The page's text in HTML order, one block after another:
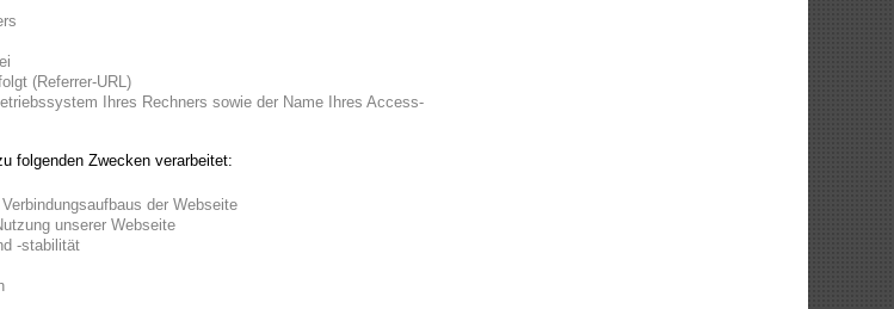
(Referrer-URL)
Ihres Rechners sowie der Name Ihres Access-
folgenden Zwecken verarbeitet:
der Webseite
unserer Webseite
-stabilität